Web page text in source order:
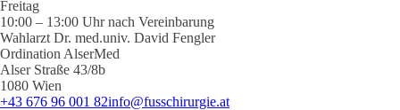
Freitag
10:00 – 13:00 Uhr nach Vereinbarung
Wahlarzt Dr. med.univ. David Fengler
Ordination AlserMed
Alser Straße 43/8b
1080 Wien
+43 676 96 001 82info@fusschirurgie.at